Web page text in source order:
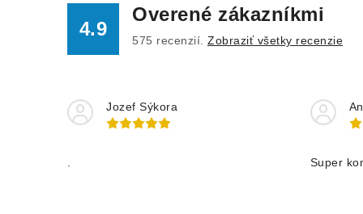
4.9
Overené zákazníkmi
575 recenzií. Zobraziť všetky recenzie
Jozef Sýkora
Super